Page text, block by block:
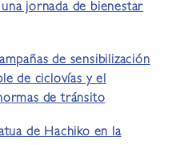
jornada de bienestar
de sensibilización
de ciclovías y el
de tránsito
de Hachiko en la